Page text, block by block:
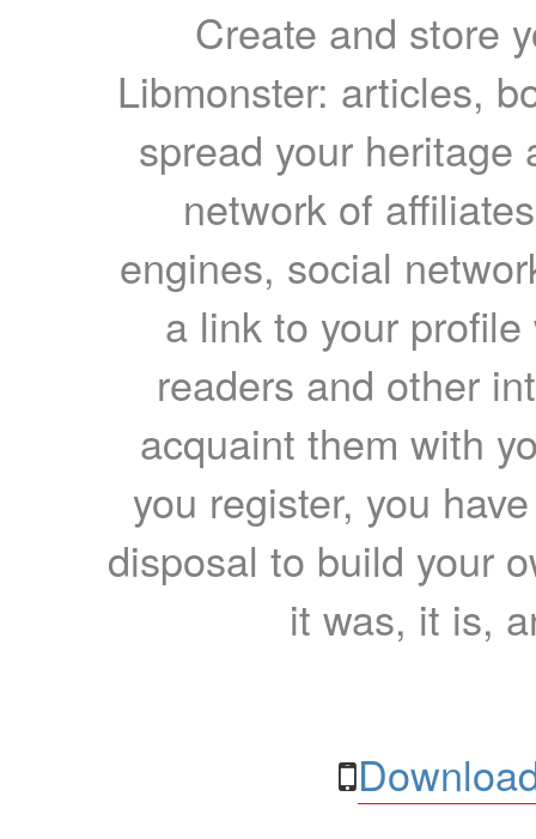
Create and store
Libmonster: articles,
spread your heritage
network of
engines, social
a link to your
readers and other
acquaint them with
you register, you
disposal to build your
it was, it is,